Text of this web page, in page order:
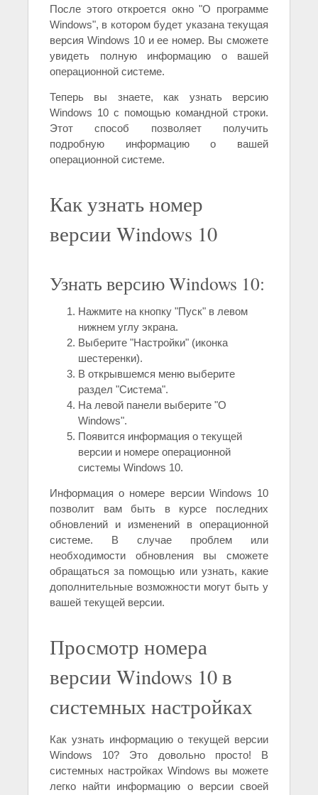
После этого откроется окно "О программе
Windows", в котором будет указана текущая
версия Windows 10 и ее номер. Вы сможете
увидеть полную информацию о вашей
операционной системе.
Теперь вы знаете, как узнать версию
Windows 10 с помощью командной строки.
Этот способ позволяет получить
подробную информацию о вашей
операционной системе.
Как узнать номер
версии Windows 10
Узнать версию Windows 10:
Нажмите на кнопку "Пуск" в левом
нижнем углу экрана.
Выберите "Настройки" (иконка
шестеренки).
В открывшемся меню выберите
раздел "Система".
На левой панели выберите "О
Windows".
Появится информация о текущей
версии и номере операционной
системы Windows 10.
Информация о номере версии Windows 10
позволит вам быть в курсе последних
обновлений и изменений в операционной
системе. В случае проблем или
необходимости обновления вы сможете
обращаться за помощью или узнать, какие
дополнительные возможности могут быть у
вашей текущей версии.
Просмотр номера
версии Windows 10 в
системных настройках
Как узнать информацию о текущей версии
Windows 10? Это довольно просто! В
системных настройках Windows вы можете
легко найти информацию о версии своей